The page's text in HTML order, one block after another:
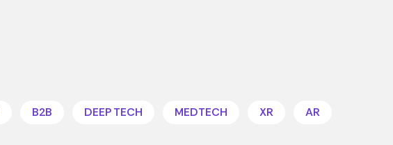
B2B DEEP TECH MEDTECH XR AR